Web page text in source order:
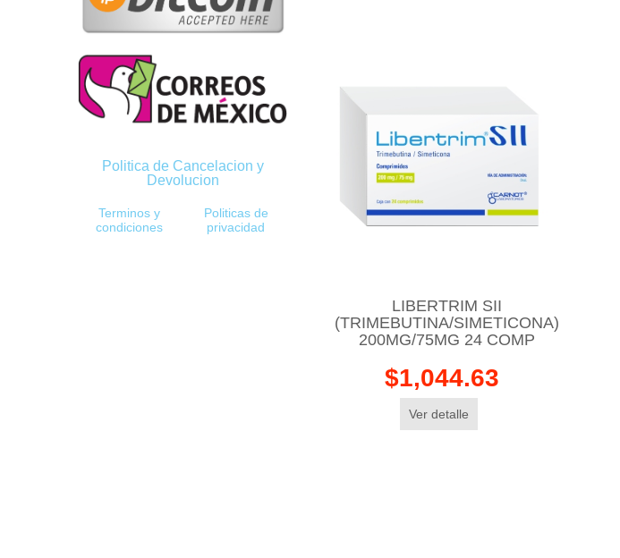
Politica de Cancelacion y
Devolucion
Terminos y
condiciones
Politicas de
privacidad
LIBERTRIM SII
(TRIMEBUTINA/SIMETICONA)
200MG/75MG 24 COMP
$1,044.63
Ver detalle